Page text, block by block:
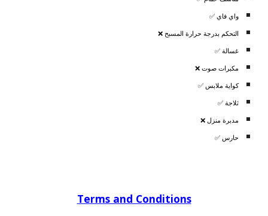
واي فاي ✅
التحكم بدرجة حرارة المسبح ❌
غسالة ✅
مكبرات صوت ❌
كواية ملابس ✅
ثلاجة ✅
مدبرة منزل ❌
حارس ✅
Terms and Conditions